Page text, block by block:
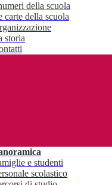
della scuola
carte della scuola
storia
e studenti
scolastico